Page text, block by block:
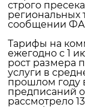
строго
региональных
сообщении
Тарифы на
ежегодно с 1
рост размера
услуги в
прошлом году
предписаний
рассмотрело